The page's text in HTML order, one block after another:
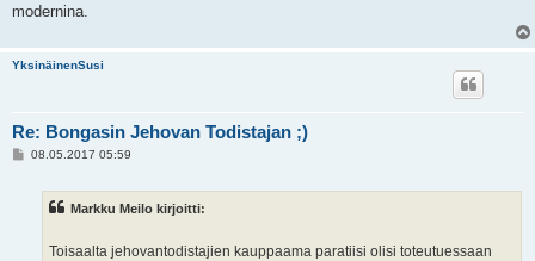
modernina.
YksinäinenSusi
Re: Bongasin Jehovan Todistajan ;)
V08.05.2017 05:59
Markku Meilo kirjoitti:
Toisaalta jehovantodistajien kauppaama paratiisi olisi toteutuessaan